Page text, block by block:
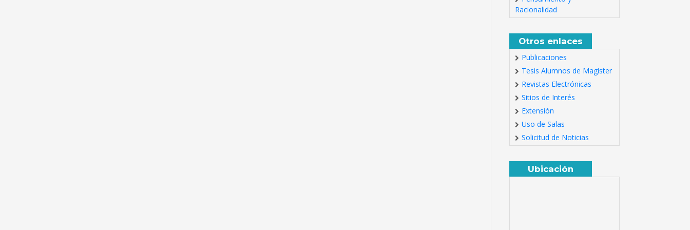
Racionalidad
Otros enlaces
Publicaciones
Tesis Alumnos de Magíster
Revistas Electrónicas
Sitios de Interés
Extensión
Uso de Salas
Solicitud de Noticias
Ubicación